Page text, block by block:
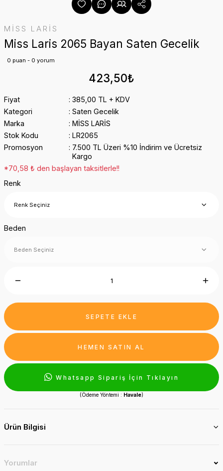
MİSS LARİS
Miss Laris 2065 Bayan Saten Gecelik
0 puan - 0 yorum
423,50₺
Fiyat
385,00 TL + KDV
Kategori
Saten Gecelik
Marka
MİSS LARİS
Stok Kodu
LR2065
Promosyon
7.500 TL Üzeri %10 İndirim ve Ücretsiz
Kargo
*70,58 ₺ den başlayan taksitlerle!!
Renk
Beden
SEPETE EKLE
HEMEN SATIN AL
Whatsapp Sipariş İçin Tıklayın
(Ödeme Yöntemi : Havale)
Ürün Bilgisi
Yorumlar